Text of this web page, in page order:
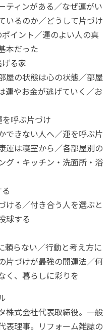
ティンがある／なぜ運がい
いるのか／どうして片づけ
イント／運のよい人の真
本だった
る家
屋の状態は心の状態／部屋
運やお金が逃げていく／お
呼ぶ片づけ
できない人へ／運を呼ぶ片
運は寝室から／各部屋別の
グ・キッチン・洗面所・浴
ける／付き合う人を選ぶと
球する
頼らない／行動と考え方に
片づけが最強の開運法／何
く、暮らしに彩りを
株式会社代表取締役。一般
表理事。リフォーム雑誌の